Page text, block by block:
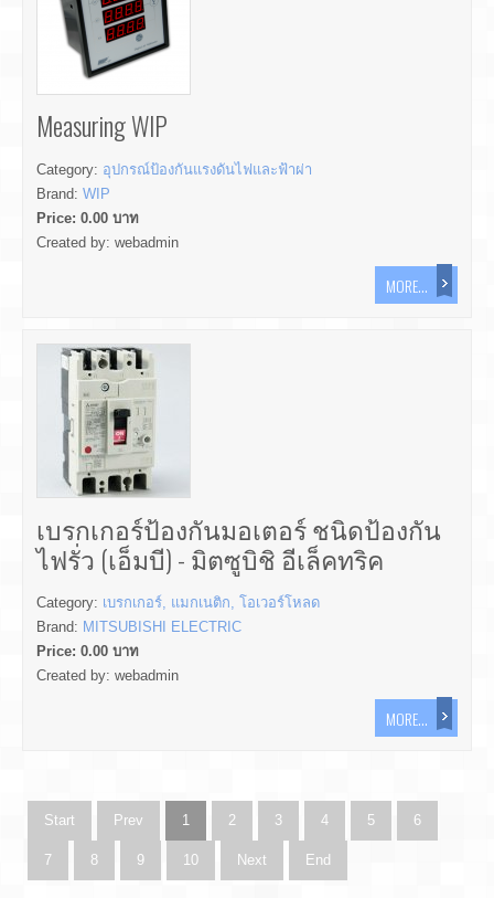
Measuring WIP
Category: อุปกรณ์ป้องกันแรงดันไฟและฟ้าผ่า
Brand: WIP
Price: 0.00 บาท
Created by: webadmin
MORE...
เบรกเกอร์ป้องกันมอเตอร์ ชนิดป้องกัน
ไฟรั่ว (เอ็มบี) - มิตซูบิชิ อีเล็คทริค
Category: เบรกเกอร์, แมกเนติก, โอเวอร์โหลด
Brand: MITSUBISHI ELECTRIC
Price: 0.00 บาท
Created by: webadmin
MORE...
Start Prev 1 2 3 4 5 6
7 8 9 10 Next End